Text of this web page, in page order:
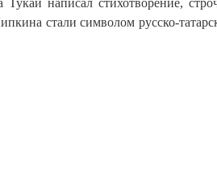
стали символом русско-